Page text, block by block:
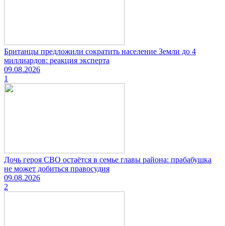
Британцы предложили сократить население Земли до 4
миллиардов: реакция эксперта
09.08.2026
1
Дочь героя СВО остаётся в семье главы района: прабабушка
не может добиться правосудия
09.08.2026
2